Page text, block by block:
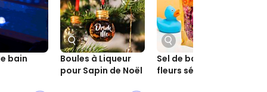
bain
Boules à Liqueur
pour Sapin de Noël
Sel de bain avec
fleurs séchées